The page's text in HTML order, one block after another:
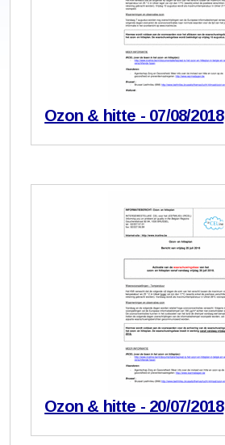
Ozon & hitte - 07/08/2018
Ozon & hitte - 20/07/2018